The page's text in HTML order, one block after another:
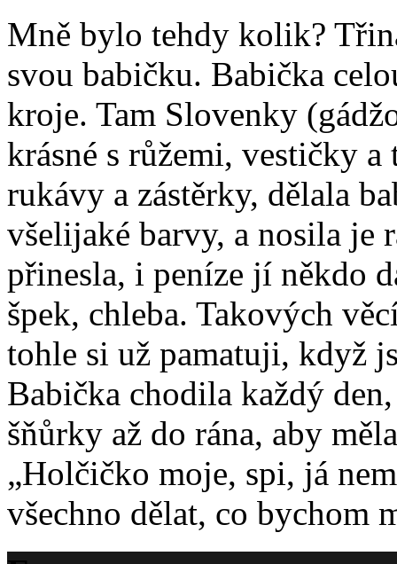
Mně bylo tehdy kolik?
svou babičku. Babička
kroje. Tam Slovenky
krásné s růžemi, vestičky
rukávy a zástěrky, dělala
všelijaké barvy, a nosila je
přinesla, i peníze jí někdo
špek, chleba. Takových
tohle si už pamatuji, když
Babička chodila každý
šňůrky až do rána, aby
„Holčičko moje, spi, já
všechno dělat, co bychom